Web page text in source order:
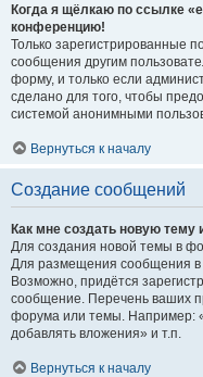
Когда я щёлкаю по ссылке
конференцию!
Только зарегистрированные
сообщения другим
форму, и только если
сделано для того, чтобы
системой анонимными
Вернуться к началу
Создание сообщений
Как мне создать новую тему
Для создания новой темы в
Для размещения сообщения в
Возможно, придётся
сообщение. Перечень ваших
форума или темы. Например:
добавлять вложения» и т.п.
Вернуться к началу